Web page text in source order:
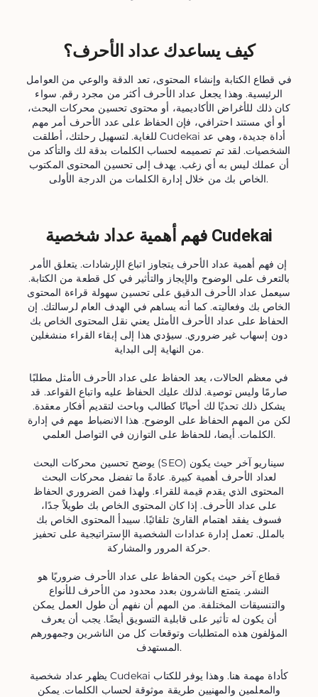
كيف يساعدك عداد الأحرف؟
في قطاع الكتابة وإنشاء المحتوى، تعد الدقة والوعي من العوامل
الرئيسية. وهذا يجعل عداد الأحرف أكثر من مجرد رقم. سواء
كان ذلك للأغراض الأكاديمية، أو محتوى تحسين محركات البحث،
أو أي مستند احترافي، فإن الحفاظ على عدد الأحرف أمر مهم
للغاية. لتسهيل رحلتك، أطلقت Cudekai أداة جديدة، وهي عد
الشخصيات. لقد تم تصميمه لحساب الكلمات بدقة لك والتأكد من
أن عملك ليس به أي زغب. يهدف إلى تحسين المحتوى المكتوب
الخاص بك من خلال إدارة الكلمات من الدرجة الأولى.
فهم أهمية عداد شخصية Cudekai
إن فهم أهمية عداد الأحرف يتجاوز اتباع الإرشادات. يتعلق الأمر
بالتعرف على الوضوح والإيجاز والتأثير في كل قطعة من الكتابة.
سيعمل عداد الأحرف الدقيق على تحسين سهولة قراءة المحتوى
الخاص بك وفعاليته. كما أنه يساهم في الهدف العام لرسالتك. إن
الحفاظ على عداد الأحرف الأمثل يعني نقل المحتوى الخاص بك
دون إسهاب غير ضروري. سيؤدي هذا إلى إبقاء القراء منشغلين
من النهاية إلى البداية.
في معظم الحالات، يعد الحفاظ على عداد الأحرف الأمثل مطلبًا
صارمًا وليس توصية. لذلك عليك الحفاظ عليه واتباع القواعد. قد
يشكل ذلك تحديًا لك أحيانًا كطالب وباحث لتقديم أفكار معقدة.
لكن من المهم الحفاظ على الوضوح. هذا الانضباط مهم في إدارة
الكلمات. أيضا، للحفاظ على التوازن في التواصل العلمي.
يوضح تحسين محركات البحث (SEO) سيناريو آخر حيث يكون
لعداد الأحرف أهمية كبيرة. عادةً ما تفضل محركات البحث
المحتوى الذي يقدم قيمة للقراء. ولهذا فمن الضروري الحفاظ
على عداد الأحرف. إذا كان المحتوى الخاص بك طويلاً جدًا،
فسوف يفقد اهتمام القارئ تلقائيًا. سيبدأ المحتوى الخاص بك
بالملل. تعمل إدارة عدادات الشخصية الإستراتيجية على تحفيز
حركة المرور والمشاركة.
قطاع آخر حيث يكون الحفاظ على عداد الأحرف ضروريًا هو
النشر. يتمتع الناشرون بعدد محدود من الأحرف للأنواع
والتنسيقات المختلفة. من المهم أن نفهم أن طول العمل يمكن
أن يكون له تأثير على قابلية التسويق أيضًا. يجب أن يعرف
المؤلفون هذه المتطلبات وتوقعات كل من الناشرين وجمهورهم
المستهدف.
يظهر عداد شخصية Cudekai كأداة مهمة هنا. وهذا يوفر للكتاب
والمعلمين والمهنيين طريقة موثوقة لحساب الكلمات. يمكن